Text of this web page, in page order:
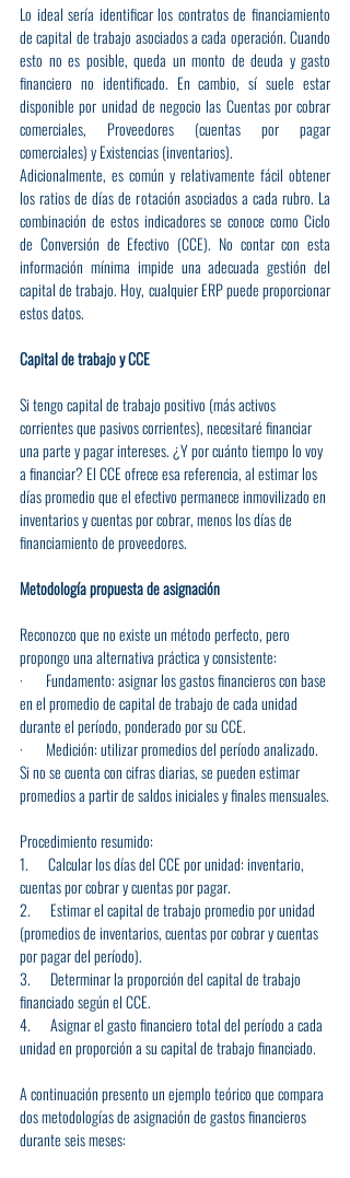
Lo ideal sería identificar los contratos de financiamiento
de capital de trabajo asociados a cada operación. Cuando
esto no es posible, queda un monto de deuda y gasto
financiero no identificado. En cambio, sí suele estar
disponible por unidad de negocio las Cuentas por cobrar
comerciales, Proveedores (cuentas por pagar
comerciales) y Existencias (inventarios).
Adicionalmente, es común y relativamente fácil obtener
los ratios de días de rotación asociados a cada rubro. La
combinación de estos indicadores se conoce como Ciclo
de Conversión de Efectivo (CCE). No contar con esta
información mínima impide una adecuada gestión del
capital de trabajo. Hoy, cualquier ERP puede proporcionar
estos datos.
Capital de trabajo y CCE
Si tengo capital de trabajo positivo (más activos
corrientes que pasivos corrientes), necesitaré financiar
una parte y pagar intereses. ¿Y por cuánto tiempo lo voy
a financiar? El CCE ofrece esa referencia, al estimar los
días promedio que el efectivo permanece inmovilizado en
inventarios y cuentas por cobrar, menos los días de
financiamiento de proveedores.
Metodología propuesta de asignación
Reconozco que no existe un método perfecto, pero
propongo una alternativa práctica y consistente:
·       Fundamento: asignar los gastos financieros con base
en el promedio de capital de trabajo de cada unidad
durante el período, ponderado por su CCE.
·       Medición: utilizar promedios del período analizado.
Si no se cuenta con cifras diarias, se pueden estimar
promedios a partir de saldos iniciales y finales mensuales.
Procedimiento resumido:
1.      Calcular los días del CCE por unidad: inventario,
cuentas por cobrar y cuentas por pagar.
2.      Estimar el capital de trabajo promedio por unidad
(promedios de inventarios, cuentas por cobrar y cuentas
por pagar del período).
3.      Determinar la proporción del capital de trabajo
financiado según el CCE.
4.      Asignar el gasto financiero total del período a cada
unidad en proporción a su capital de trabajo financiado.
A continuación presento un ejemplo teórico que compara
dos metodologías de asignación de gastos financieros
durante seis meses: